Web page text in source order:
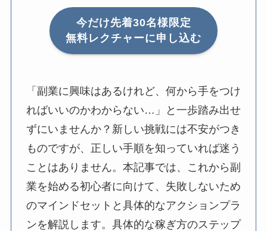
今だけ先着30名様限定
無料レクチャーに申し込む
「副業に興味はあるけれど、何から手をつけ
ればいいのかわからない…」と一歩踏み出せ
ずにいませんか？新しい挑戦には不安がつき
ものですが、正しい手順を知っていれば迷う
ことはありません。本記事では、これから副
業を始める初心者に向けて、失敗しないため
のマインドセットと具体的なアクションプラ
ンを解説します。具体的な稼ぎ方のステップ